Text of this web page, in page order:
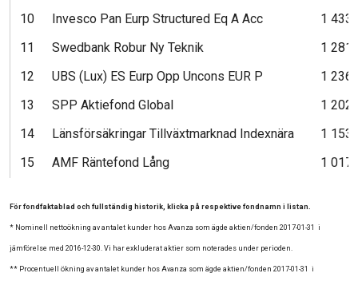
10
Invesco Pan Eurp Structured Eq A Acc
1 433
11
Swedbank Robur Ny Teknik
1 281
12
UBS (Lux) ES Eurp Opp Uncons EUR P
1 236
13
SPP Aktiefond Global
1 202
14
Länsförsäkringar Tillväxtmarknad Indexnära
1 153
15
AMF Räntefond Lång 1 017
För fondfaktablad och fullständig historik, klicka på respektive fondnamn i listan.
* Nominell nettoökning av antalet kunder hos Avanza som ägde aktien/fonden 2017-01-31 i
jämförelse med 2016-12-30. Vi har exkluderat aktier som noterades under perioden.
** Procentuell ökning av antalet kunder hos Avanza som ägde aktien/fonden 2017-01-31 i